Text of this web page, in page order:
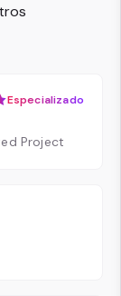
Especializado
Project